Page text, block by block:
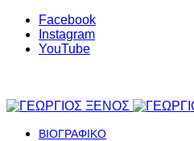
Facebook
Instagram
YouTube
ΒΙΟΓΡΑΦΙΚΟ